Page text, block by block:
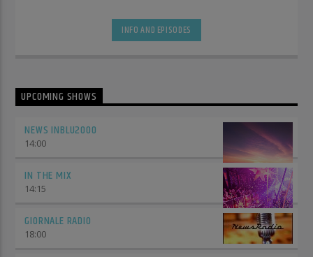
INFO AND EPISODES
UPCOMING SHOWS
NEWS INBLU2000
14:00
IN THE MIX
14:15
GIORNALE RADIO
18:00